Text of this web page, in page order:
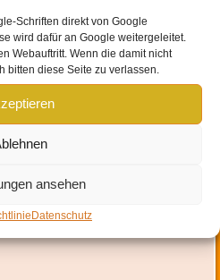
Schriften direkt von Google
wird dafür an Google weitergeleitet.
Webauftritt. Wenn die damit nicht
bitten diese Seite zu verlassen.
ansehen
Datenschutz
deiner Daten durch diese Website